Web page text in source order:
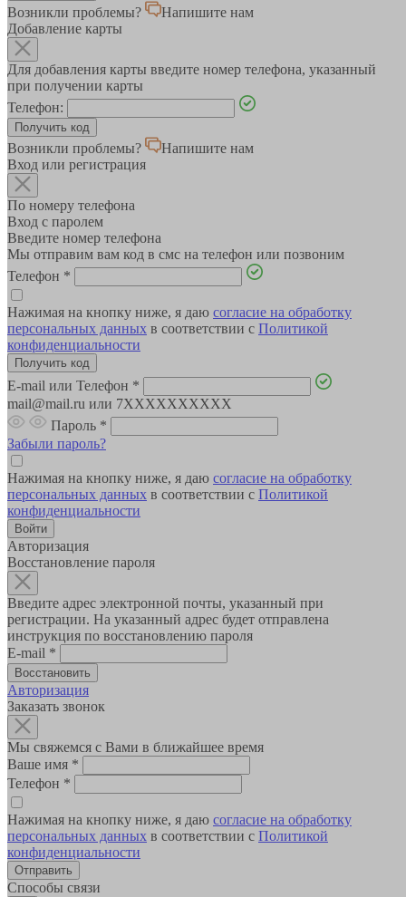
Возникли проблемы?
Напишите нам
Добавление карты
Для добавления карты введите номер телефона, указанный
при получении карты
Телефон:
Возникли проблемы?
Напишите нам
Вход или регистрация
По номеру телефона
Вход с паролем
Введите номер телефона
Мы отправим вам код в смс на телефон или позвоним
Телефон *
Нажимая на кнопку ниже, я даю согласие на обработку
персональных данных в соответствии с Политикой
конфиденциальности
E-mail или Телефон *
mail@mail.ru или 7XXXXXXXXXX
Пароль *
Забыли пароль?
Нажимая на кнопку ниже, я даю согласие на обработку
персональных данных в соответствии с Политикой
конфиденциальности
Авторизация
Восстановление пароля
Введите адрес электронной почты, указанный при
регистрации. На указанный адрес будет отправлена
инструкция по восстановлению пароля
E-mail *
Авторизация
Заказать звонок
Мы свяжемся с Вами в ближайшее время
Ваше имя *
Телефон *
Нажимая на кнопку ниже, я даю согласие на обработку
персональных данных в соответствии с Политикой
конфиденциальности
Способы связи